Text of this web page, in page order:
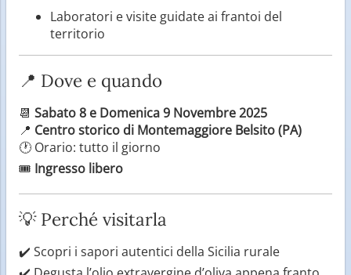
Laboratori e visite guidate ai frantoi del
territorio
📍 Dove e quando
📆 Sabato 8 e Domenica 9 Novembre 2025
📍 Centro storico di Montemaggiore Belsito (PA)
🕐 Orario: tutto il giorno
🎟️ Ingresso libero
💡 Perché visitarla
✔️ Scopri i sapori autentici della Sicilia rurale